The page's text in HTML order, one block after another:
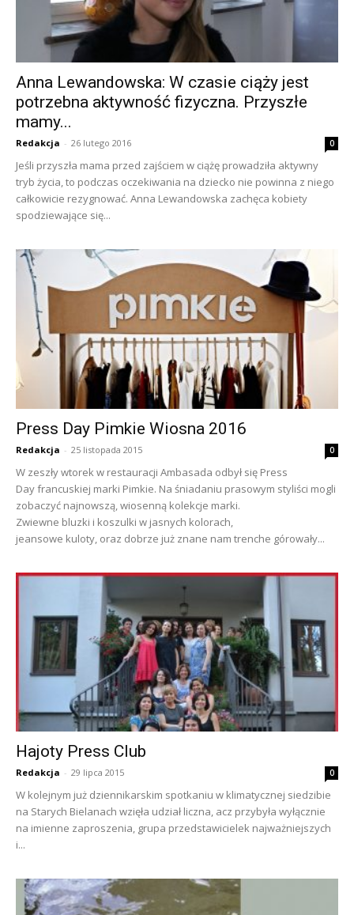
Anna Lewandowska: W czasie ciąży jest
potrzebna aktywność fizyczna. Przyszłe
mamy...
Redakcja - 26 lutego 2016 0
Jeśli przyszła mama przed zajściem w ciążę prowadziła aktywny
tryb życia, to podczas oczekiwania na dziecko nie powinna z niego
całkowicie rezygnować. Anna Lewandowska zachęca kobiety
spodziewające się...
Press Day Pimkie Wiosna 2016
Redakcja - 25 listopada 2015 0
W zeszły wtorek w restauracji Ambasada odbył się Press
Day francuskiej marki Pimkie. Na śniadaniu prasowym styliści mogli
zobaczyć najnowszą, wiosenną kolekcje marki.
Zwiewne bluzki i koszulki w jasnych kolorach,
jeansowe kuloty, oraz dobrze już znane nam trenche górowały...
Hajoty Press Club
Redakcja - 29 lipca 2015 0
W kolejnym już dziennikarskim spotkaniu w klimatycznej siedzibie
na Starych Bielanach wzięła udział liczna, acz przybyła wyłącznie
na imienne zaproszenia, grupa przedstawicielek najważniejszych
i...